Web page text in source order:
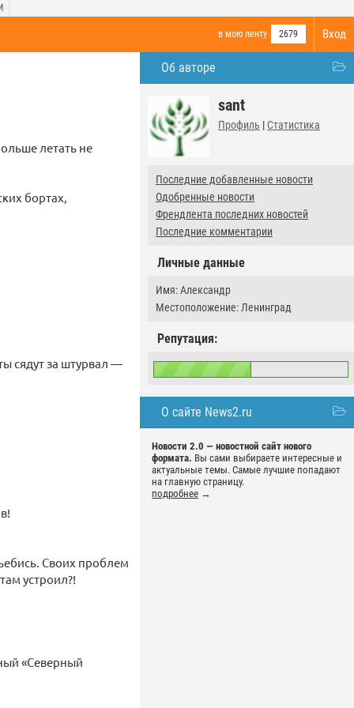
Вход
в мою ленту 2679
Об авторе
sant
Профиль | Статистика
Последние добавленные новости
Одобренные новости
Френдлента последних новостей
Последние комментарии
Личные данные
Имя: Александр
Местоположение: Ленинград
Репутация:
О сайте News2.ru
Новости 2.0 — новостной сайт нового
формата. Вы сами выбираете интересные и
актуальные темы. Самые лучшие попадают
на главную страницу.
подробнее →
летать не
бортах,
сядут за штурвал —
Своих проблем
устроил?!
«Северный